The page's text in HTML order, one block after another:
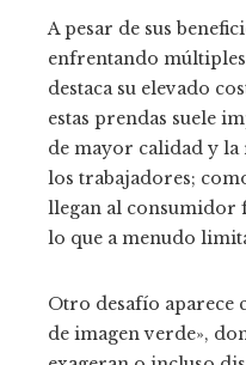
A pesar de sus
enfrentando
destaca su elevado
estas prendas suele
de mayor calidad y la
los trabajadores;
llegan al consumidor
lo que a menudo
Otro desafío aparece
de imagen verde»,